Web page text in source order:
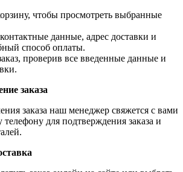
чтобы просмотреть выбранные
данные, адрес доставки и
способ оплаты.
проверив все введенные данные и
заказа
заказа наш менеджер свяжется с вами
телефону для подтверждения заказа и